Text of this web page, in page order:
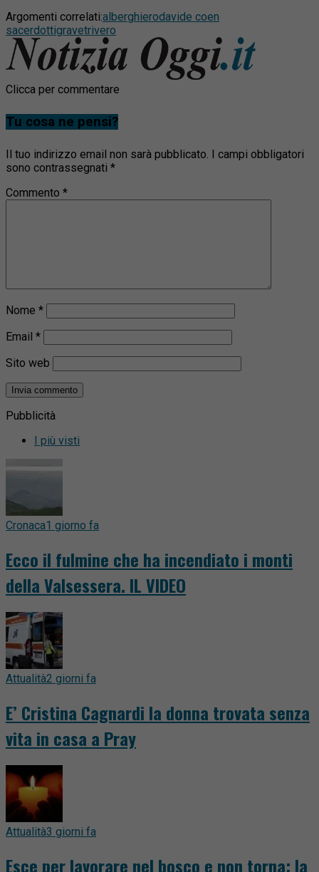
Argomenti correlati:alberghierodavide coen
sacerdottigravetrivero
Clicca per commentare
Tu cosa ne pensi?
Il tuo indirizzo email non sarà pubblicato.
I campi obbligatori
sono contrassegnati *
Commento *
Nome *
Email *
Sito web
Pubblicità
I più visti
Cronaca1 giorno fa
Ecco il fulmine che ha incendiato i monti
della Valsessera. IL VIDEO
Attualità2 giorni fa
E’ Cristina Cagnardi la donna trovata senza
vita in casa a Pray
Attualità3 giorni fa
Esce per lavorare nel bosco e non torna: la